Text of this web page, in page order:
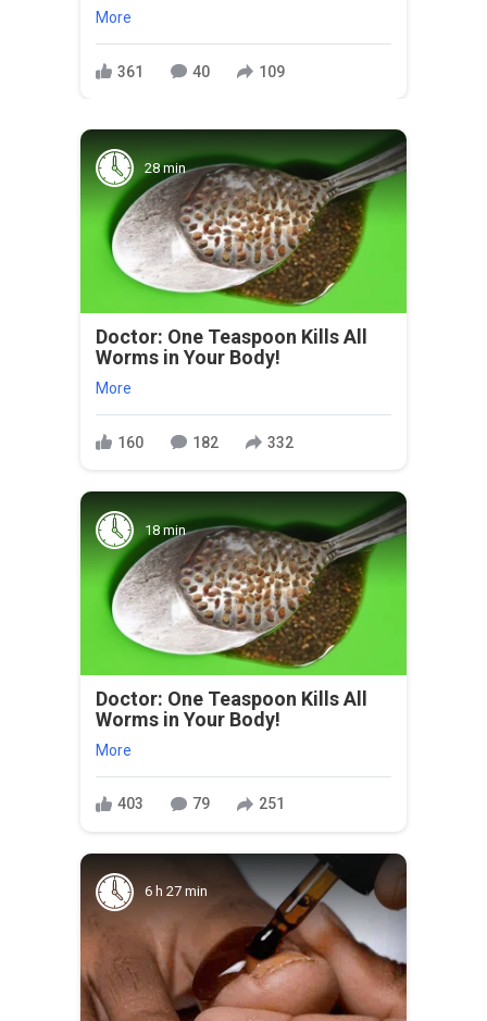
More
361 40 109
28 min
Doctor: One Teaspoon Kills All
Worms in Your Body!
More
160 182 332
18 min
Doctor: One Teaspoon Kills All
Worms in Your Body!
More
403 79 251
6 h 27 min